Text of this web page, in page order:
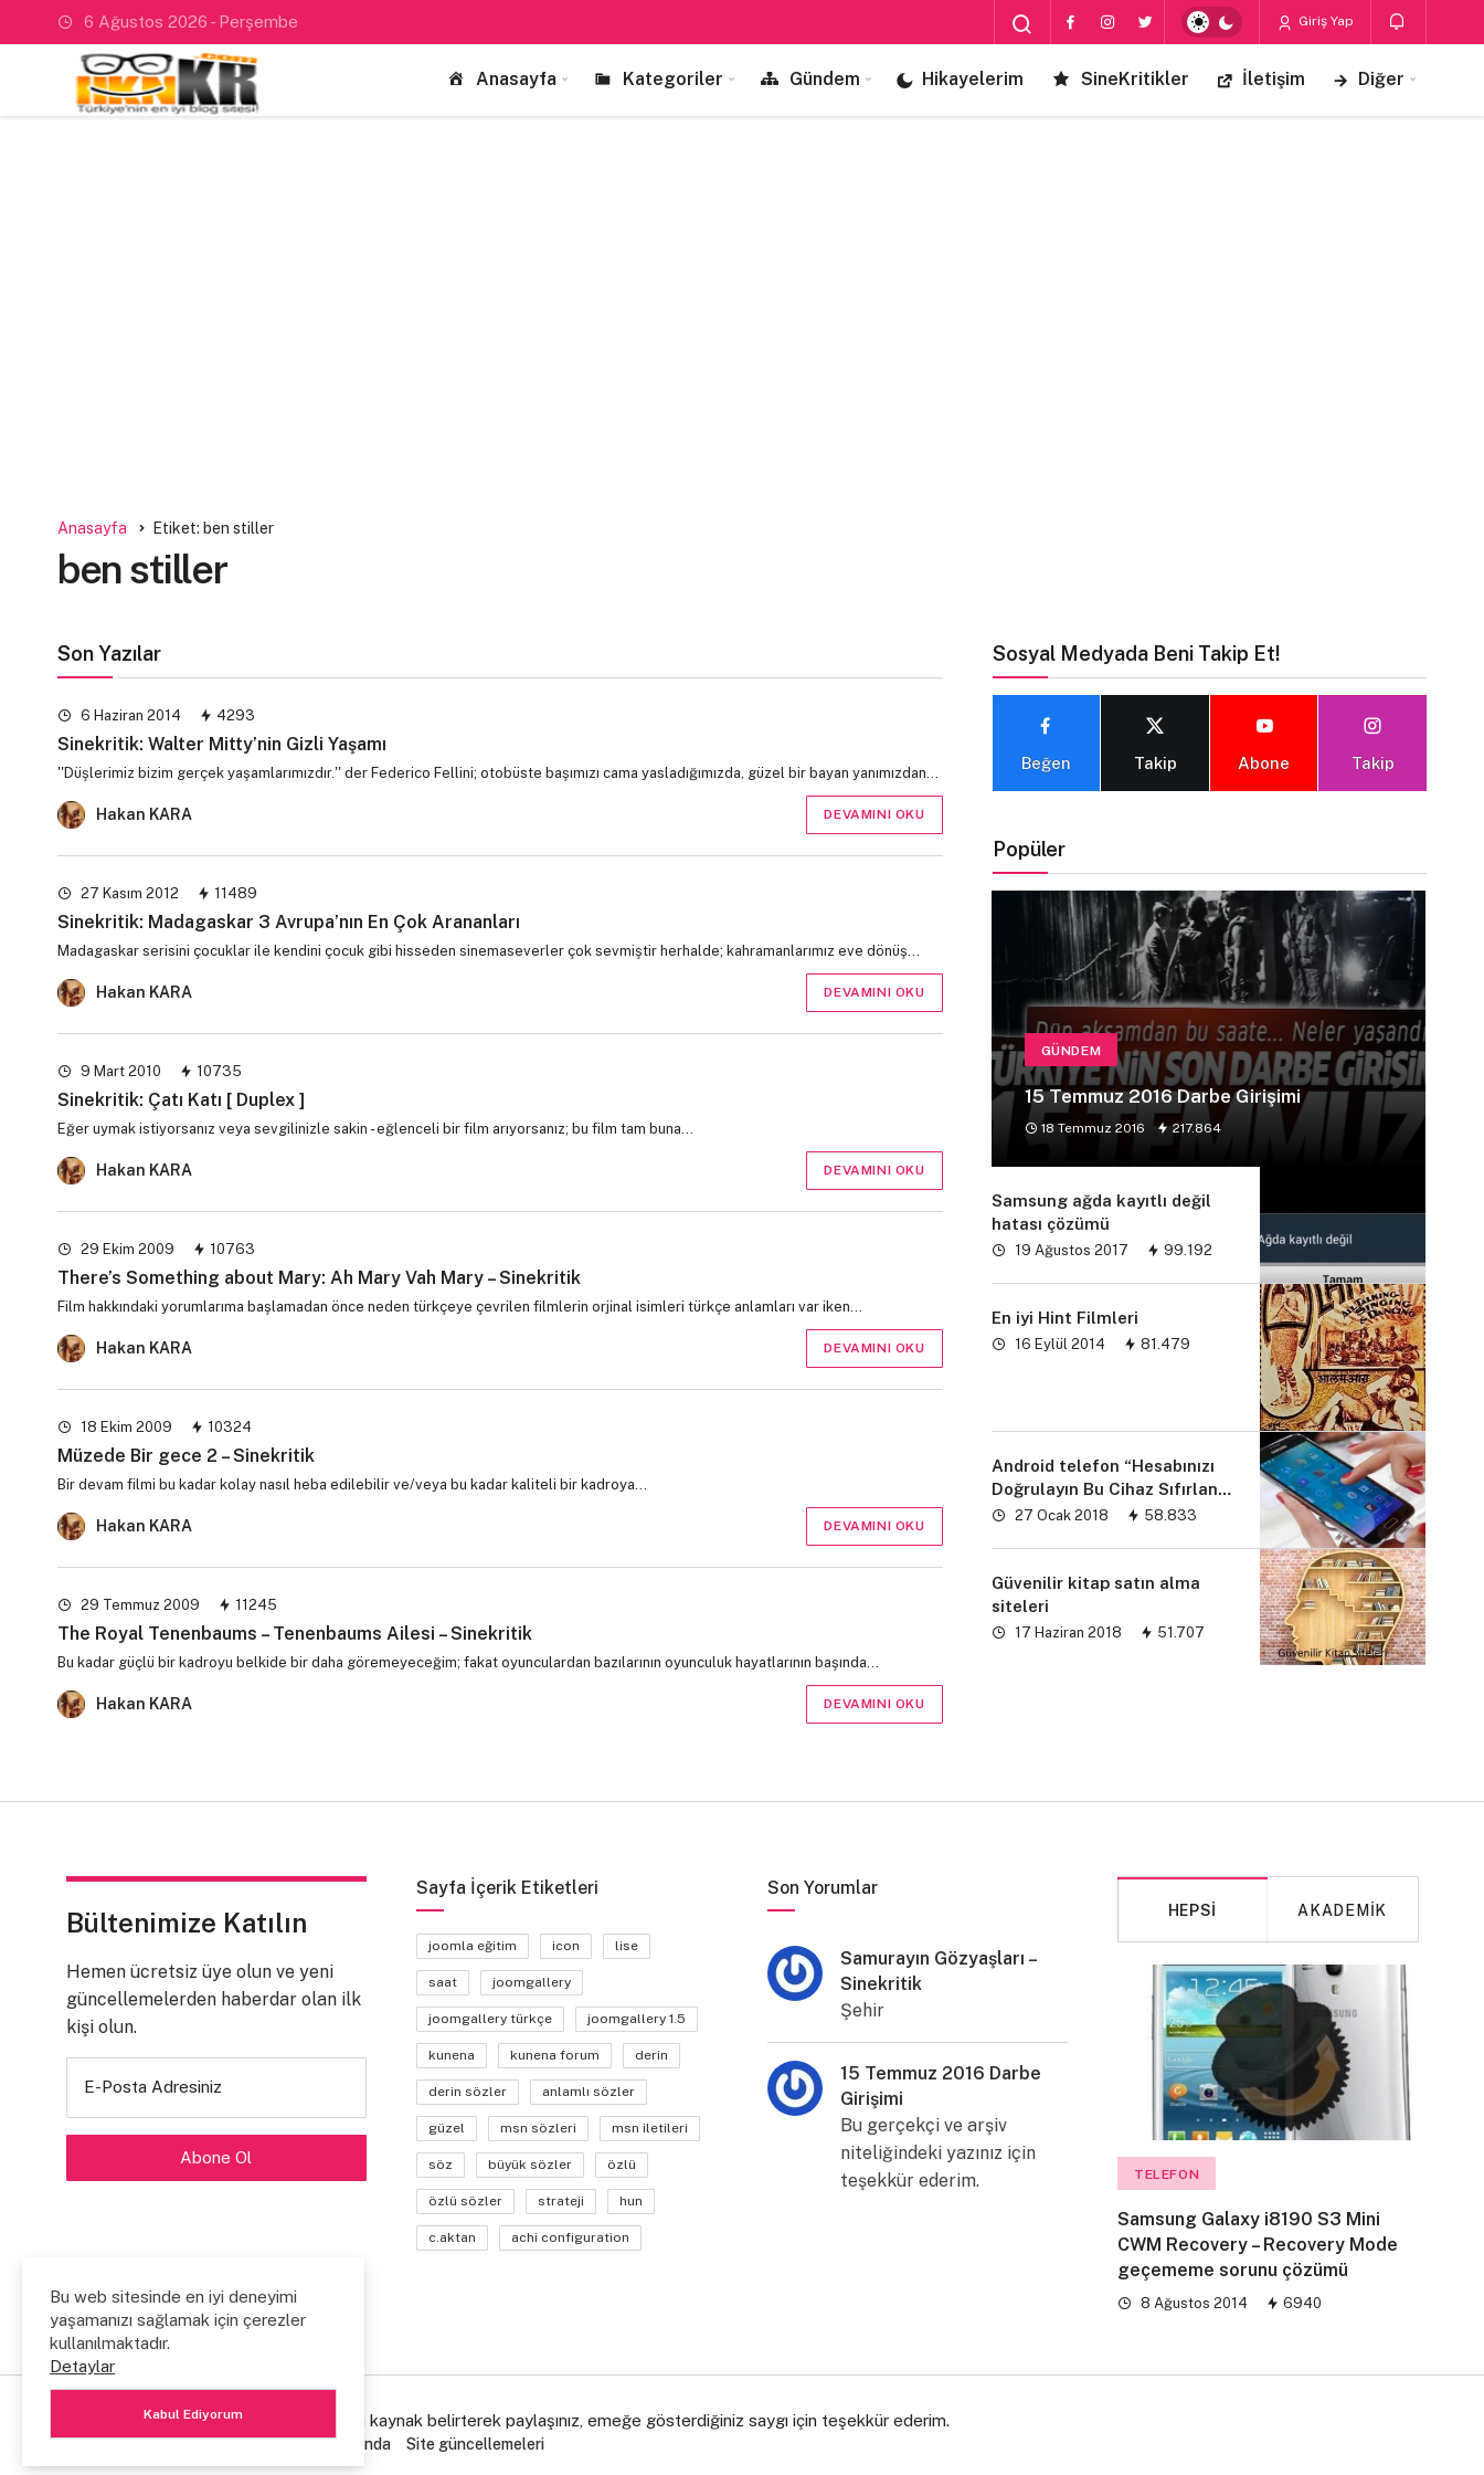
6 Ağustos 2026 - Perşembe Giriş Yap
Anasayfa Kategoriler Gündem Hikayelerim SineKritikler İletişim Diğer
Anasayfa Etiket: ben stiller
ben stiller
Son Yazılar
6 Haziran 2014 4293
Sinekritik: Walter Mitty’nin Gizli Yaşamı
''Düşlerimiz bizim gerçek yaşamlarımızdır.'' der Federico Fellini; otobüste başımızı cama yasladığımızda, güzel bir bayan yanımızdan…
Hakan KARA DEVAMINI OKU
27 Kasım 2012 11489
Sinekritik: Madagaskar 3 Avrupa’nın En Çok Arananları
Madagaskar serisini çocuklar ile kendini çocuk gibi hisseden sinemaseverler çok sevmiştir herhalde; kahramanlarımız eve dönüş…
Hakan KARA DEVAMINI OKU
9 Mart 2010 10735
Sinekritik: Çatı Katı [ Duplex ]
Eğer uymak istiyorsanız veya sevgilinizle sakin - eğlenceli bir film arıyorsanız; bu film tam buna…
Hakan KARA DEVAMINI OKU
29 Ekim 2009 10763
There’s Something about Mary: Ah Mary Vah Mary – Sinekritik
Film hakkındaki yorumlarıma başlamadan önce neden türkçeye çevrilen filmlerin orjinal isimleri türkçe anlamları var iken…
Hakan KARA DEVAMINI OKU
18 Ekim 2009 10324
Müzede Bir gece 2 – Sinekritik
Bir devam filmi bu kadar kolay nasıl heba edilebilir ve/veya bu kadar kaliteli bir kadroya…
Hakan KARA DEVAMINI OKU
29 Temmuz 2009 11245
The Royal Tenenbaums – Tenenbaums Ailesi – Sinekritik
Bu kadar güçlü bir kadroyu belkide bir daha göremeyeceğim; fakat oyunculardan bazılarının oyunculuk hayatlarının başında…
Hakan KARA DEVAMINI OKU
Sosyal Medyada Beni Takip Et!
Beğen Takip Abone Takip
Popüler
GÜNDEM
15 Temmuz 2016 Darbe Girişimi
18 Temmuz 2016 217.864
Samsung ağda kayıtlı değil
hatası çözümü
19 Ağustos 2017 99.192
En iyi Hint Filmleri
16 Eylül 2014 81.479
Android telefon “Hesabınızı
Doğrulayın Bu Cihaz Sıfırlandı
sorunu” çözümü
27 Ocak 2018 58.833
Güvenilir kitap satın alma
siteleri
17 Haziran 2018 51.707
Bültenimize Katılın
Hemen ücretsiz üye olun ve yeni
güncellemelerden haberdar olan ilk
kişi olun.
E-Posta Adresiniz
Sayfa İçerik Etiketleri
joomla eğitim icon lise
saat joomgallery
joomgallery türkçe joomgallery 1.5
kunena kunena forum derin
derin sözler anlamlı sözler
güzel msn sözleri msn iletileri
söz büyük sözler özlü
özlü sözler strateji hun
c.aktan achi configuration
Son Yorumlar
Samurayın Gözyaşları –
Sinekritik
Şehir
15 Temmuz 2016 Darbe
Girişimi
Bu gerçekçi ve arşiv
niteliğindeki yazınız için
teşekkür ederim.
HEPSI AKADEMIK
MAKALE
TELEFON
Samsung Galaxy i8190 S3 Mini
CWM Recovery – Recovery Mode
geçememe sorunu çözümü
8 Ağustos 2014 6940
© Copyright 2006/2026. Lütfen içerikleri kaynak belirterek paylaşınız, emeğe gösterdiğiniz saygı için teşekkür ederim.
Ziyaretçi Defteri Hakkımda Site Hakkında Site güncellemeleri
Bu web sitesinde en iyi deneyimi
yaşamanızı sağlamak için çerezler
kullanılmaktadır.
Detaylar
Kabul Ediyorum